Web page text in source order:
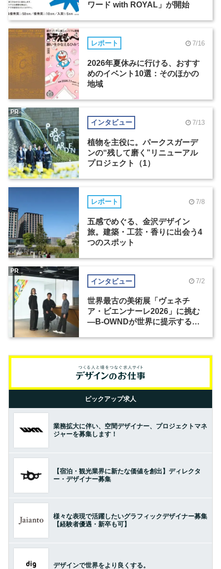
ワード with ROYAL」が開始
レポート 7/16
2026年夏休みに行ける、おすす
めのイベント10選：そのほかの
地域
インタビュー 7/13
植物を主役に。パークスガーデ
ンの“残して磨く”リニューアル
プロジェクト（1）
PR
レポート 7/8
五感でめぐる、金沢デザイン
旅。建築・工芸・香りに出会う4
つのスポット
インタビュー 7/2
世界最古の美術展「ヴェネチ
ア・ビエンナーレ2026」に挑む
―B-OWNDが世界に提示する美
PR
ピックアップ求人
業務拡大に伴い、空間デザイナー、プロジェクトマネ
ジャーを募集します！
【宿泊・観光業界に新たな価値を創出】ディレクタ
ー・デザイナー募集
様々な表現で活躍したいグラフィックデザイナー募集
【経験者優遇・新卒も可】
デザインで世界をより良くする。